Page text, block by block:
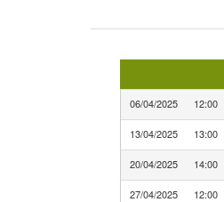
06/04/2025 12:00
13/04/2025 13:00
20/04/2025 14:00
27/04/2025 12:00